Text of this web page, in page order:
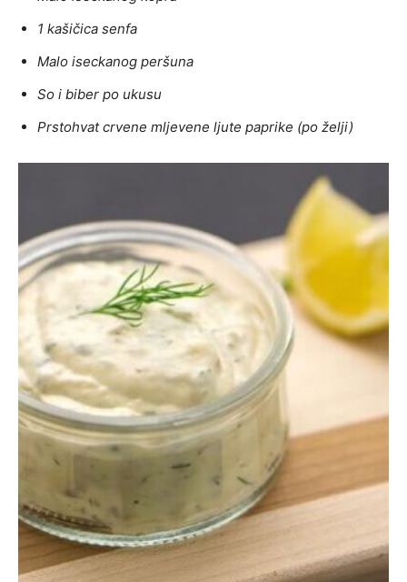
1 kašičica senfa
Malo iseckanog peršuna
So i biber po ukusu
Prstohvat crvene mljevene ljute paprike (po želji)